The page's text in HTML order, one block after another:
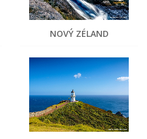
NOVÝ ZÉLAND